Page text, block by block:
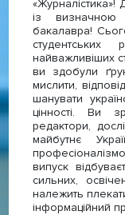
із
бакалавра!
найважливіших
ви здобули
мислити,
шанувати
цінності. Ви
редактори,
майбутнє
випуск
сильних,
належить
інформаційний